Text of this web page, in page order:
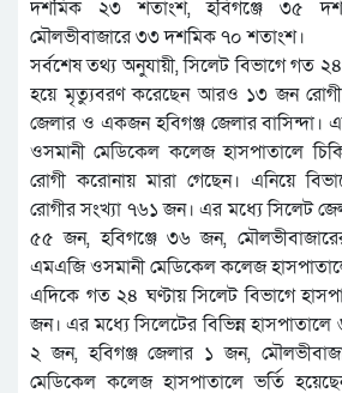
দশমিক ২৩ শতাংশ, হবিগঞ্জে ৩৫
মৌলভীবাজারে ৩৩ দশমিক ৭০ শতাংশ।
সর্বশেষ তথ্য অনুযায়ী, সিলেট বিভাগে গত
হয়ে মৃত্যুবরণ করেছেন আরও ১৩ জন
জেলার ও একজন হবিগঞ্জ জেলার বাসিন্দা।
ওসমানী মেডিকেল কলেজ হাসপাতালে
রোগী করোনায় মারা গেছেন। এনিয়ে
রোগীর সংখ্যা ৭৬১ জন। এর মধ্যে সিলেট
৫৫ জন, হবিগঞ্জে ৩৬ জন,
এমএজি ওসমানী মেডিকেল কলেজ
এদিকে গত ২৪ ঘণ্টায় সিলেট বিভাগে
জন। এর মধ্যে সিলেটের বিভিন্ন
২ জন, হবিগঞ্জ জেলার ১ জন,
মেডিকেল কলেজ হাসপাতালে ভর্তি